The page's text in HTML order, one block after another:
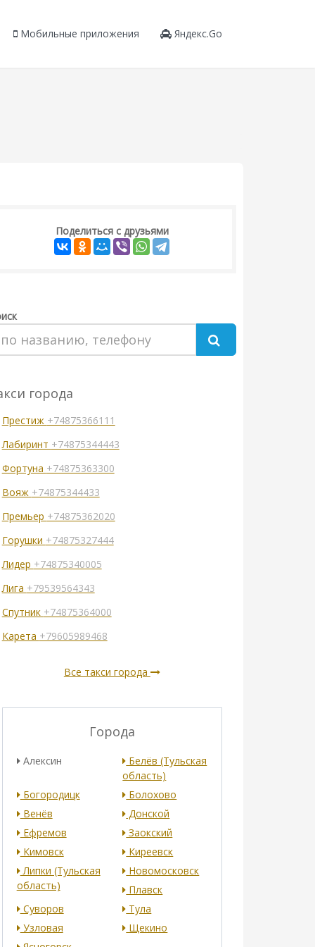
Мобильные приложения Яндекс.Go
Поделиться с друзьями
города
Престиж +74875366111
Лабиринт +74875344443
Фортуна +74875363300
Вояж +74875344433
Премьер +74875362020
Горушки +74875327444
Лидер +74875340005
Лига +79539564343
Спутник +74875364000
Карета +79605989468
Все такси города
Города
Алексин
Белёв (Тульская
область)
Богородицк
Болохово
Венёв
Донской
Ефремов
Заокский
Кимовск
Киреевск
Липки (Тульская
область)
Новомосковск
Плавск
Суворов
Тула
Узловая
Щекино